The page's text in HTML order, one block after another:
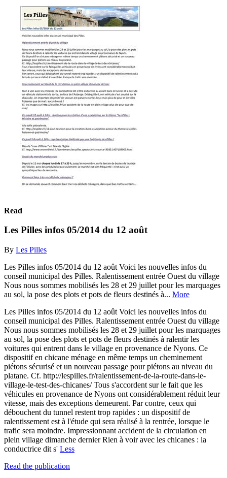
Read
Les Pilles infos 05/2014 du 12 août
By Les Pilles
Les Pilles infos 05/2014 du 12 août Voici les nouvelles infos du
conseil municipal des Pilles. Ralentissement entrée Ouest du village
Nous nous sommes mobilisés les 28 et 29 juillet pour les marquages
au sol, la pose des plots et pots de fleurs destinés à... More
Les Pilles infos 05/2014 du 12 août Voici les nouvelles infos du
conseil municipal des Pilles. Ralentissement entrée Ouest du village
Nous nous sommes mobilisés les 28 et 29 juillet pour les marquages
au sol, la pose des plots et pots de fleurs destinés à ralentir les
voitures qui entrent dans le village en provenance de Nyons. Ce
dispositif en chicane ménage en même temps un cheminement
piétons sécurisé et un nouveau passage pour piétons au niveau du
platane. Cf. http://lespilles.fr/ralentissement-de-la-route-dans-le-
village-le-test-des-chicanes/ Tous s'accordent sur le fait que les
véhicules en provenance de Nyons ont considérablement réduit leur
vitesse, mais des exceptions demeurent. Par contre, ceux qui
débouchent du tunnel restent trop rapides : un dispositif de
ralentissement est à l'étude qui sera réalisé à la rentrée, lorsque le
trafic sera moindre. Impressionnant accident de la circulation en
plein village dimanche dernier Rien à voir avec les chicanes : la
conductrice dit s' Less
Read the publication